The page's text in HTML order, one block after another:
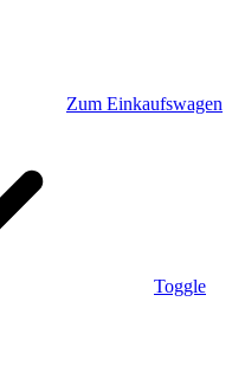
Zum Einkaufswagen
Toggle